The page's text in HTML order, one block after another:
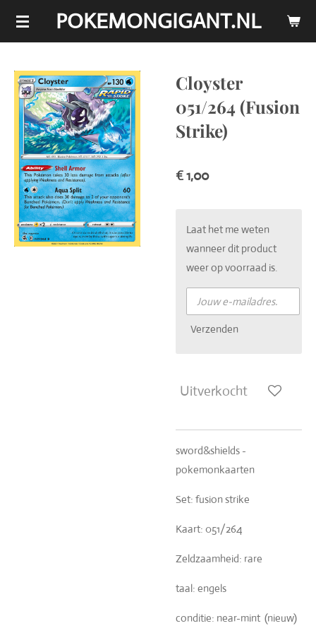
Ga
de
hoofdinhoud
POKEMONGIGANT.NL
Cloyster
051/264 (Fusion
Strike)
€ 1,00
Laat het me weten
wanneer dit product
weer op voorraad is.
Verzenden
Uitverkocht
sword&shields -
pokemonkaarten
Set: fusion strike
Kaart: 051/264
Zeldzaamheid: rare
taal: engels
conditie: near-mint (nieuw)